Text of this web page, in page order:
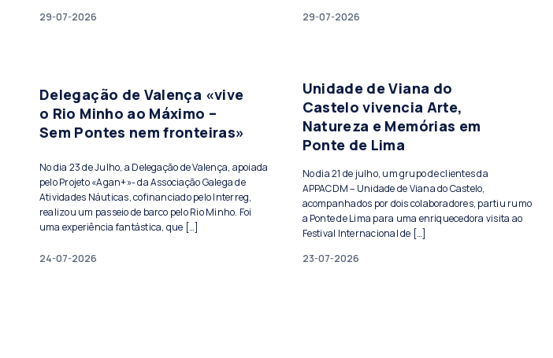
29-07-2026
29-07-2026
Delegação de Valença «vive
o Rio Minho ao Máximo –
Sem Pontes nem fronteiras»
No dia 23 de Julho, a Delegação de Valença, apoiada
pelo Projeto «Agan+»- da Associação Galega de
Atividades Náuticas, cofinanciado pelo Interreg,
realizou um passeio de barco pelo Rio Minho. Foi
uma experiência fantástica, que […]
24-07-2026
Unidade de Viana do
Castelo vivencia Arte,
Natureza e Memórias em
Ponte de Lima
No dia 21 de julho, um grupo de clientes da
APPACDM – Unidade de Viana do Castelo,
acompanhados por dois colaboradores, partiu rumo
a Ponte de Lima para uma enriquecedora visita ao
Festival Internacional de […]
23-07-2026